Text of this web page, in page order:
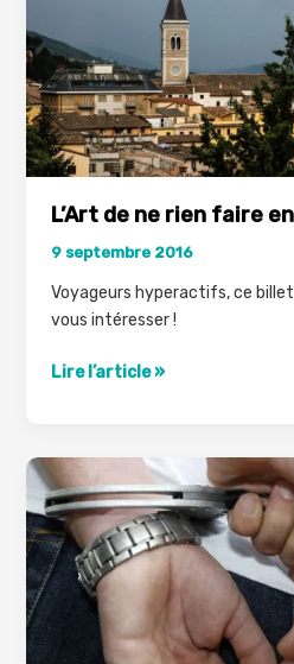
L’Art de ne rien faire
9 septembre 2016
Voyageurs hyperactifs, ce
vous intéresser !
L’Art
rien
faire
en
voyage
Lire l’article »